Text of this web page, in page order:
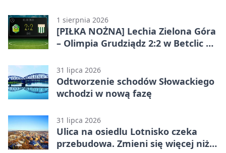
1 sierpnia 2026
[PIŁKA NOŻNA] Lechia Zielona Góra
– Olimpia Grudziądz 2:2 w Betclic 2.
końcówce
31 lipca 2026
Odtworzenie schodów Słowackiego
wchodzi w nową fazę
31 lipca 2026
Ulica na osiedlu Lotnisko czeka
przebudowa. Zmieni się więcej niż